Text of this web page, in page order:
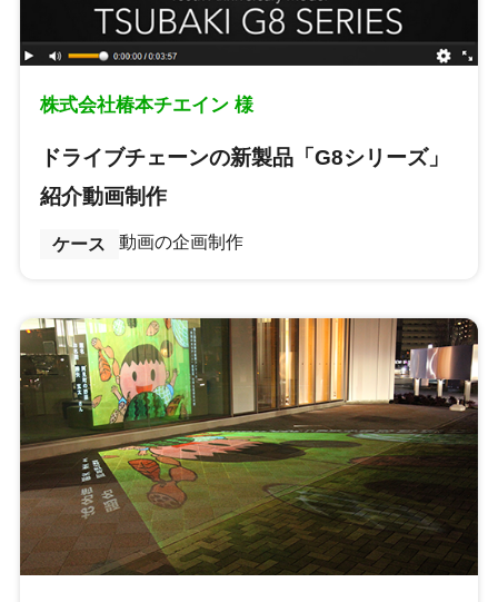
株式会社椿本チエイン 様
ドライブチェーンの新製品「G8シリーズ」
紹介動画制作
ケース 動画の企画制作